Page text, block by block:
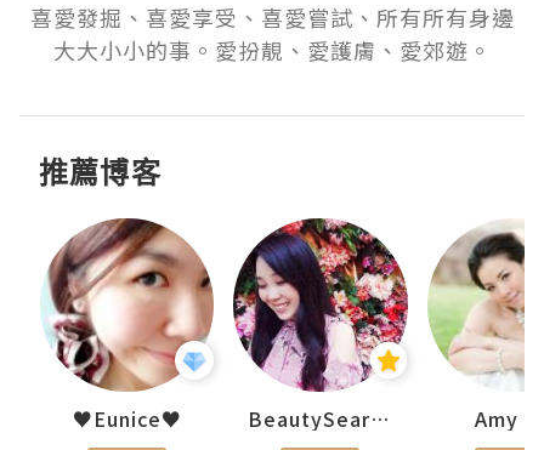
喜愛發掘、喜愛享受、喜愛嘗試、所有所有身邊
大大小小的事。愛扮靚、愛護膚、愛郊遊。
推薦博客
♥Eunice♥ BeautySearch Amy